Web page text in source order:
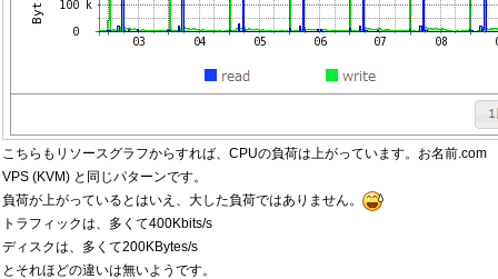
こちらもリソースグラフからすれば、CPUの負荷は上がっています。お名前.com
VPS (KVM) と同じパターンです。
負荷が上がっているとはいえ、大した負荷ではありません。
トラフィックは、多くて400Kbits/s
ディスクは、多くて200KBytes/s
とそれほどの違いは無いようです。